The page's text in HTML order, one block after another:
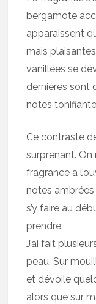
bergamote
apparaissent
mais
vanillées se
dernières sont
notes
Ce contraste
surprenant. On
fragrance à
notes
s’y faire au
prendre.
J’ai fait
peau. Sur
et dévoile
alors que sur